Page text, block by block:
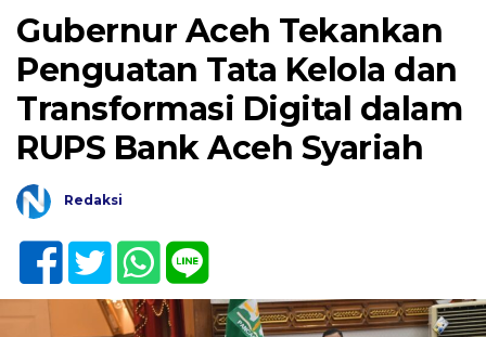
Gubernur Aceh Tekankan
Penguatan Tata Kelola dan
Transformasi Digital dalam
RUPS Bank Aceh Syariah
Redaksi